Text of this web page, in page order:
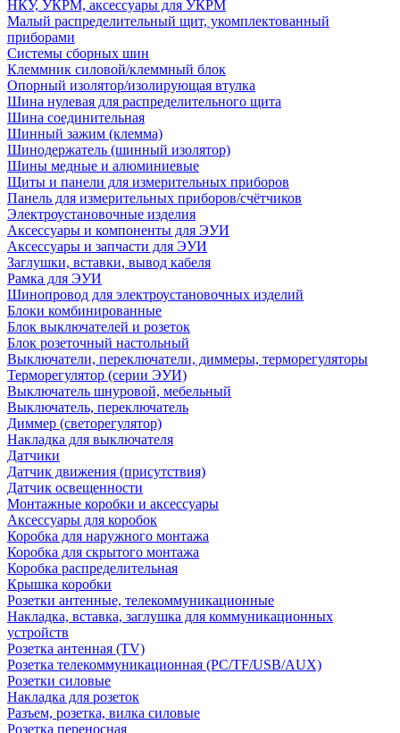
НКУ, УКРМ, аксессуары для УКРМ
Малый распределительный щит, укомплектованный
приборами
Системы сборных шин
Клеммник силовой/клеммный блок
Опорный изолятор/изолирующая втулка
Шина нулевая для распределительного щита
Шина соединительная
Шинный зажим (клемма)
Шинодержатель (шинный изолятор)
Шины медные и алюминиевые
Щиты и панели для измерительных приборов
Панель для измерительных приборов/счётчиков
Электроустановочные изделия
Аксессуары и компоненты для ЭУИ
Аксессуары и запчасти для ЭУИ
Заглушки, вставки, вывод кабеля
Рамка для ЭУИ
Шинопровод для электроустановочных изделий
Блоки комбинированные
Блок выключателей и розеток
Блок розеточный настольный
Выключатели, переключатели, диммеры, терморегуляторы
Терморегулятор (серии ЭУИ)
Выключатель шнуровой, мебельный
Выключатель, переключатель
Диммер (светорегулятор)
Накладка для выключателя
Датчики
Датчик движения (присутствия)
Датчик освещенности
Монтажные коробки и аксессуары
Аксессуары для коробок
Коробка для наружного монтажа
Коробка для скрытого монтажа
Коробка распределительная
Крышка коробки
Розетки антенные, телекоммуникационные
Накладка, вставка, заглушка для коммуникационных
устройств
Розетка антенная (TV)
Розетка телекоммуникационная (PC/TF/USB/AUX)
Розетки силовые
Накладка для розеток
Разъем, розетка, вилка силовые
Розетка переносная